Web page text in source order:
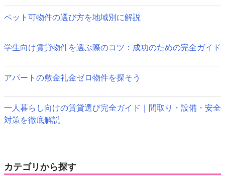
ー
ョ
ン
ペット可物件の選び方を地域別に解説
学生向け賃貸物件を選ぶ際のコツ：成功のための完全ガイド
アパートの敷金礼金ゼロ物件を探そう
一人暮らし向けの賃貸選び完全ガイド｜間取り・設備・安全
対策を徹底解説
カテゴリから探す